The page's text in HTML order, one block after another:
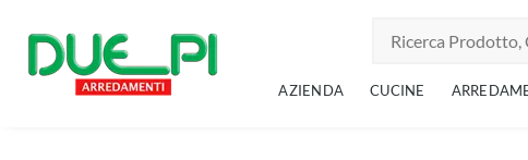
AZIENDA CUCINE